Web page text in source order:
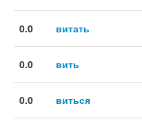
0.0 витать
0.0 вить
0.0 виться